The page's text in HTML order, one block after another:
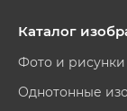
Каталог
Фото и рисунки
Однотонные